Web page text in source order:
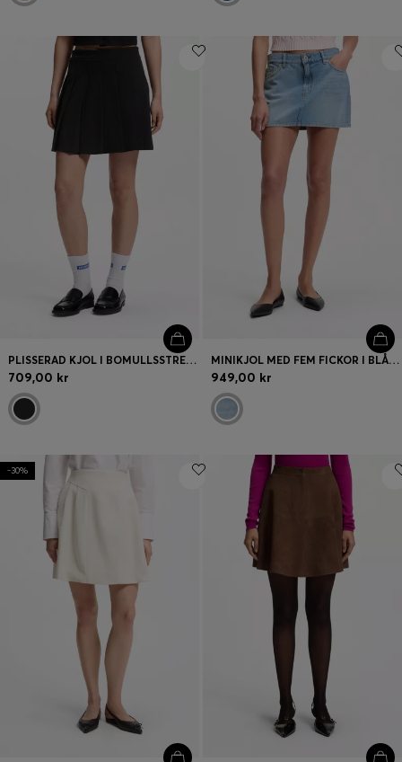
PLISSERAD KJOL I BOMULLSSTRETCH MED INTEGRERADE SHORTS
709,00 kr
MINIKJOL MED FEM FICKOR I BLÅ DENIM
949,00 kr
-30%